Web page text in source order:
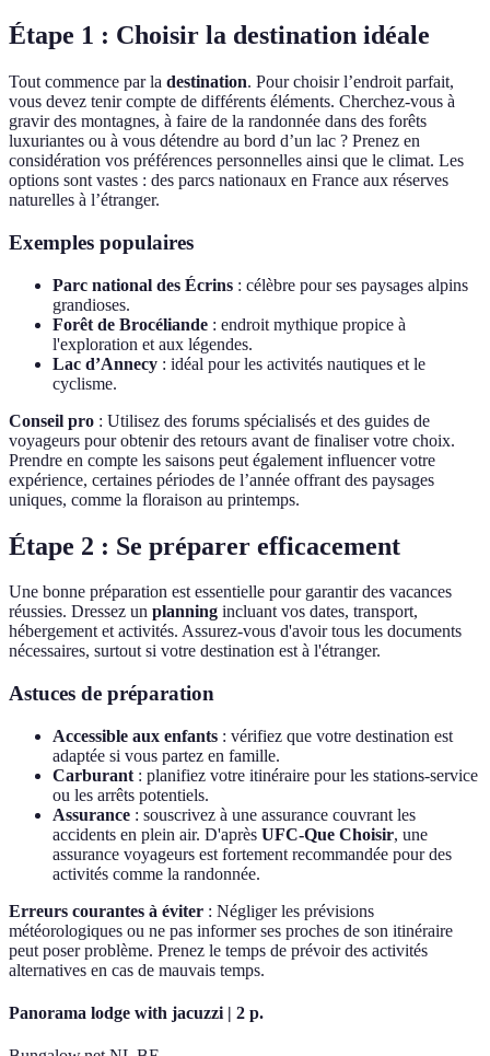
Étape 1 : Choisir la destination idéale
Tout commence par la destination. Pour choisir l’endroit parfait,
vous devez tenir compte de différents éléments. Cherchez-vous à
gravir des montagnes, à faire de la randonnée dans des forêts
luxuriantes ou à vous détendre au bord d’un lac ? Prenez en
considération vos préférences personnelles ainsi que le climat. Les
options sont vastes : des parcs nationaux en France aux réserves
naturelles à l’étranger.
Exemples populaires
Parc national des Écrins : célèbre pour ses paysages alpins
grandioses.
Forêt de Brocéliande : endroit mythique propice à
l'exploration et aux légendes.
Lac d’Annecy : idéal pour les activités nautiques et le
cyclisme.
Conseil pro : Utilisez des forums spécialisés et des guides de
voyageurs pour obtenir des retours avant de finaliser votre choix.
Prendre en compte les saisons peut également influencer votre
expérience, certaines périodes de l’année offrant des paysages
uniques, comme la floraison au printemps.
Étape 2 : Se préparer efficacement
Une bonne préparation est essentielle pour garantir des vacances
réussies. Dressez un planning incluant vos dates, transport,
hébergement et activités. Assurez-vous d'avoir tous les documents
nécessaires, surtout si votre destination est à l'étranger.
Astuces de préparation
Accessible aux enfants : vérifiez que votre destination est
adaptée si vous partez en famille.
Carburant : planifiez votre itinéraire pour les stations-service
ou les arrêts potentiels.
Assurance : souscrivez à une assurance couvrant les
accidents en plein air. D'après UFC-Que Choisir, une
assurance voyageurs est fortement recommandée pour des
activités comme la randonnée.
Erreurs courantes à éviter : Négliger les prévisions
météorologiques ou ne pas informer ses proches de son itinéraire
peut poser problème. Prenez le temps de prévoir des activités
alternatives en cas de mauvais temps.
Panorama lodge with jacuzzi | 2 p.